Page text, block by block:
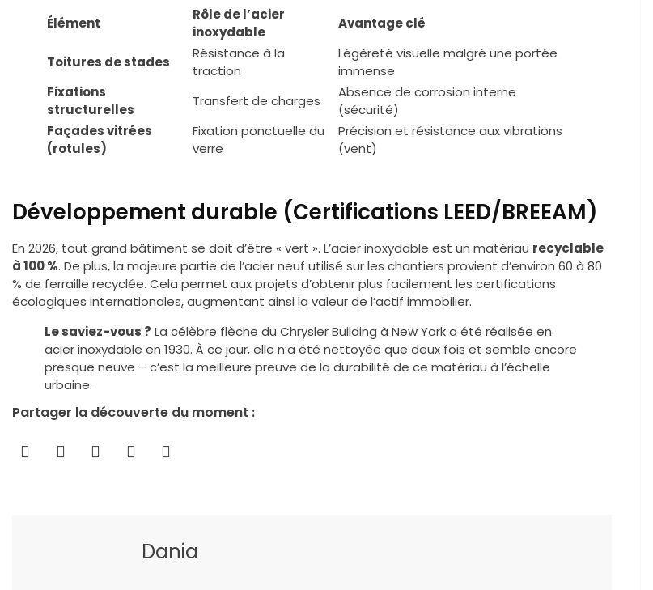
Élément
Rôle de l’acier
inoxydable
Avantage clé
Toitures de stades
Résistance à la
traction
Légèreté visuelle malgré une portée
immense
Fixations
structurelles
Transfert de charges
Absence de corrosion interne
(sécurité)
Façades vitrées
(rotules)
Fixation ponctuelle du
verre
Précision et résistance aux vibrations
(vent)
Développement durable (Certifications LEED/BREEAM)
En 2026, tout grand bâtiment se doit d’être « vert ». L’acier inoxydable est un matériau recyclable
à 100 %. De plus, la majeure partie de l’acier neuf utilisé sur les chantiers provient d’environ 60 à 80
% de ferraille recyclée. Cela permet aux projets d’obtenir plus facilement les certifications
écologiques internationales, augmentant ainsi la valeur de l’actif immobilier.
Le saviez-vous ? La célèbre flèche du Chrysler Building à New York a été réalisée en
acier inoxydable en 1930. À ce jour, elle n’a été nettoyée que deux fois et semble encore
presque neuve – c’est la meilleure preuve de la durabilité de ce matériau à l’échelle
urbaine.
Partager la découverte du moment :
Dania